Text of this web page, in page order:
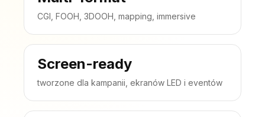
CGI, FOOH, 3DOOH, mapping, immersive
Screen-ready
tworzone dla kampanii, ekranów LED i eventów